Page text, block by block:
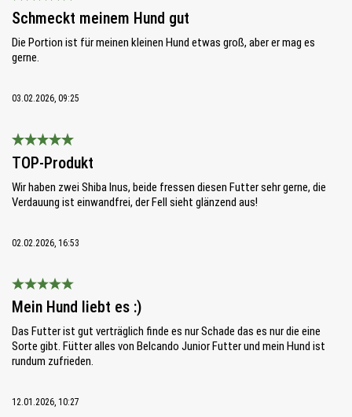
Bewertung mit 5 von 5 Sternen
Schmeckt meinem Hund gut
Die Portion ist für meinen kleinen Hund etwas groß, aber er mag es
gerne.
03.02.2026, 09:25
TOP-Produkt
Wir haben zwei Shiba Inus, beide fressen diesen Futter sehr gerne, die
Verdauung ist einwandfrei, der Fell sieht glänzend aus!
02.02.2026, 16:53
Bewertung mit 5 von 5 Sternen
Mein Hund liebt es :)
Das Futter ist gut verträglich finde es nur Schade das es nur die eine
Sorte gibt. Fütter alles von Belcando Junior Futter und mein Hund ist
rundum zufrieden.
12.01.2026, 10:27